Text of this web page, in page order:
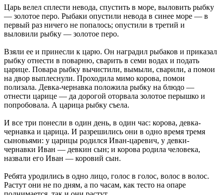
Царь велел сплести невода, спустить в море, выловить рыбку
— золотое перо. Рыбаки опустили невода в синее море — в
первый раз ничего не попалось; опустили в третий и
выловили рыбку — золотое перо.
Взяли ее и принесли к царю. Он наградил рыбаков и приказал
рыбку отнести в поварню, сварить в семи водах и подать
царице. Повара рыбку вычистили, вымыли, сварили, а помои
на двор выплеснули. Проходила мимо корова, помои
полизала. Девка-чернавка положила рыбку на блюдо —
отнести царице — да дорогой оторвала золотое перышко и
попробовала. А царица рыбку съела.
И все три понесли в один день, в один час: корова, девка-
чернавка и царица. И разрешились они в одно время тремя
сыновьями: у царицы родился Иван-царевич, у девки-
чернавки Иван — девкин сын; и корова родила человека,
назвали его Иван — коровий сын.
Ребята уродились в одно лицо, голос в голос, волос в волос.
Растут они не по дням, а по часам, как тесто на опаре